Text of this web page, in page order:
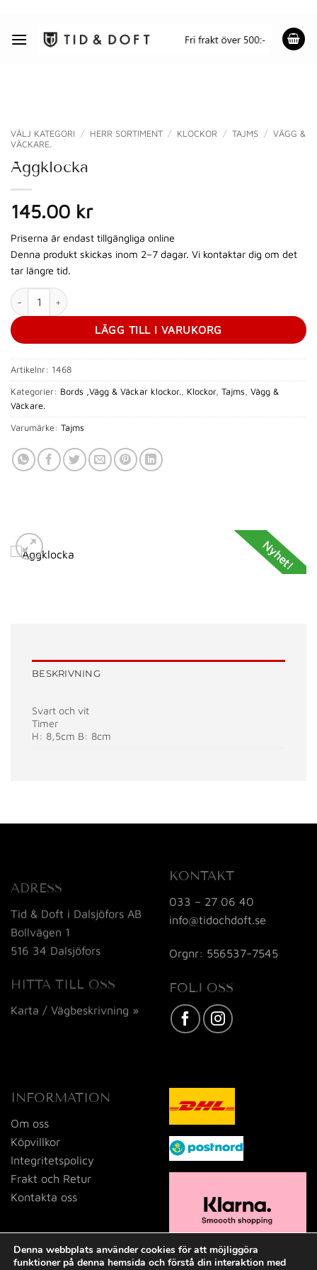
content
VÄLJ KATEGORI / HERR SORTIMENT / KLOCKOR / TAJMS / VÄGG &
VÄCKARE.
Äggklocka
145.00 kr
Priserna är endast tillgängliga online
Denna produkt skickas inom 2–7 dagar. Vi kontaktar dig om det
tar längre tid.
Äggklocka mängd
LÄGG TILL I VARUKORG
Artikelnr: 1468
Kategorier: Bords ,Vägg & Väckar klockor., Klockor, Tajms, Vägg &
Väckare.
Varumärke: Tajms
Nyhet!
BESKRIVNING
Svart och vit
Timer
H: 8,5cm B: 8cm
ADRESS
Tid & Doft i Dalsjöfors AB
Bollvägen 1
516 34 Dalsjöfors
HITTA TILL OSS
Karta / Vägbeskrivning »
KONTAKT
033 – 27 06 40
info@tidochdoft.se
Orgnr: 556537-7545
FÖLJ OSS
INFORMATION
Om oss
Köpvillkor
Integritetspolicy
Frakt och Retur
Kontakta oss
Denna webbplats använder cookies för att möjliggöra
funktioner på denna hemsida och förstå din interaktion med